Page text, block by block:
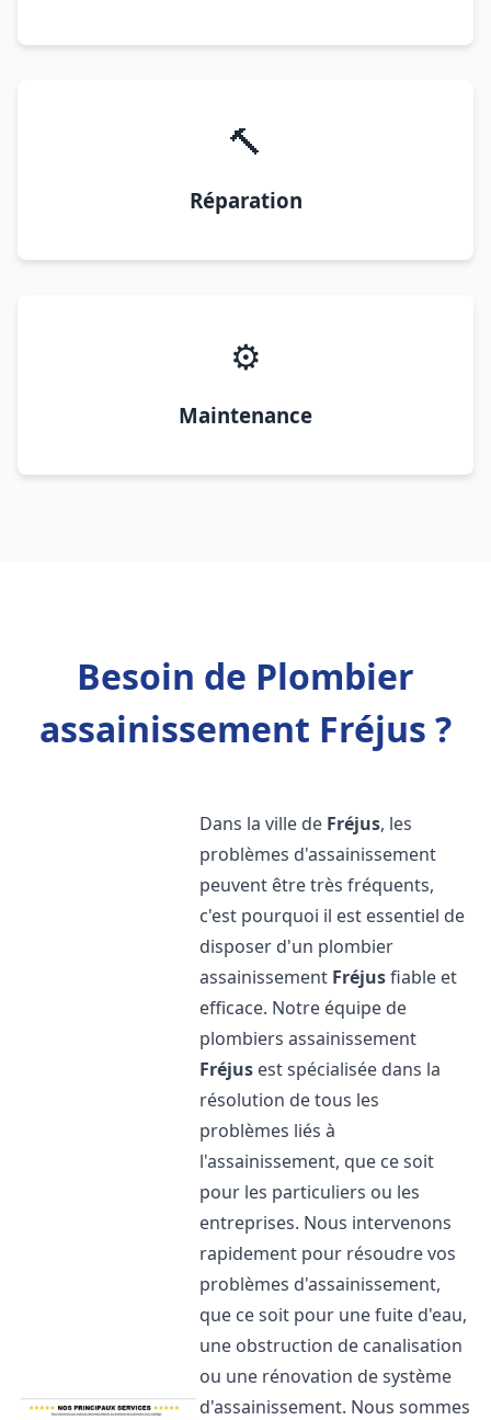
🔨
Réparation
⚙️
Maintenance
Besoin de Plombier
assainissement Fréjus ?
Dans la ville de Fréjus, les
problèmes d'assainissement
peuvent être très fréquents,
c'est pourquoi il est essentiel de
disposer d'un plombier
assainissement Fréjusfiable et
efficace. Notre équipe de
plombiers assainissement
Fréjus est spécialisée dans la
résolution de tous les
problèmes liés à
l'assainissement, que ce soit
pour les particuliers ou les
entreprises. Nous intervenons
rapidement pour résoudre vos
problèmes d'assainissement,
que ce soit pour une fuite d'eau,
une obstruction de canalisation
ou une rénovation de système
d'assainissement. Nous sommes